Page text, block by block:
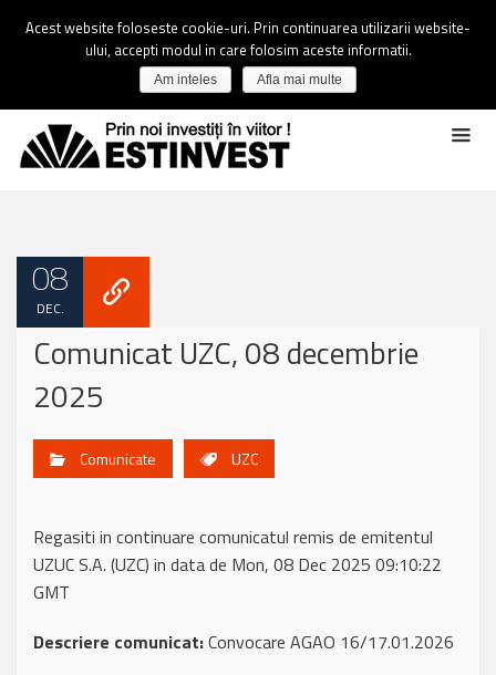
08
DEC.
Comunicat UZC, 08 decembrie
2025
Comunicate UZC
Regasiti in continuare comunicatul remis de emitentul
UZUC S.A. (UZC) in data de Mon, 08 Dec 2025 09:10:22
GMT
Descriere comunicat:Convocare AGAO 16/17.01.2026
Acest website foloseste cookie-uri. Prin continuarea utilizarii website-
ului, accepti modul in care folosim aceste informatii.
Am inteles Afla mai multe